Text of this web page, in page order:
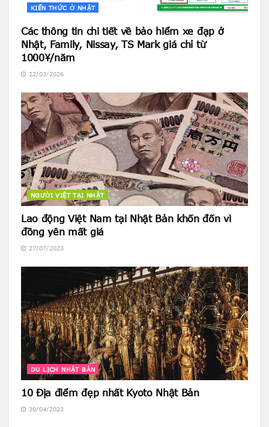
KIẾN THỨC Ở NHẬT
Các thông tin chi tiết về bảo hiểm xe đạp ở
Nhật, Family, Nissay, TS Mark giá chỉ từ
1000¥/năm
22/03/2026
NGƯỜI VIỆT TẠI NHẬT
Lao động Việt Nam tại Nhật Bản khốn đốn vì
đồng yên mất giá
27/07/2023
DU LỊCH NHẬT BẢN
10 Địa điểm đẹp nhất Kyoto Nhật Bản
30/04/2023